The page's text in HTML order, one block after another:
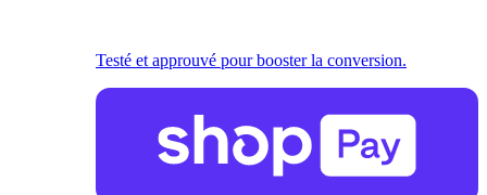
Testé et approuvé pour booster la conversion.